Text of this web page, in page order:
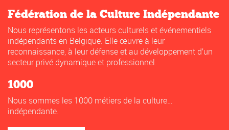
Fédération de la Culture Indépendante
Nous représentons les acteurs culturels et événementiels
indépendants en Belgique. Elle œuvre à leur
reconnaissance, à leur défense et au développement d’un
secteur privé dynamique et professionnel.
1000
Nous sommes les 1000 métiers de la culture…
indépendante.